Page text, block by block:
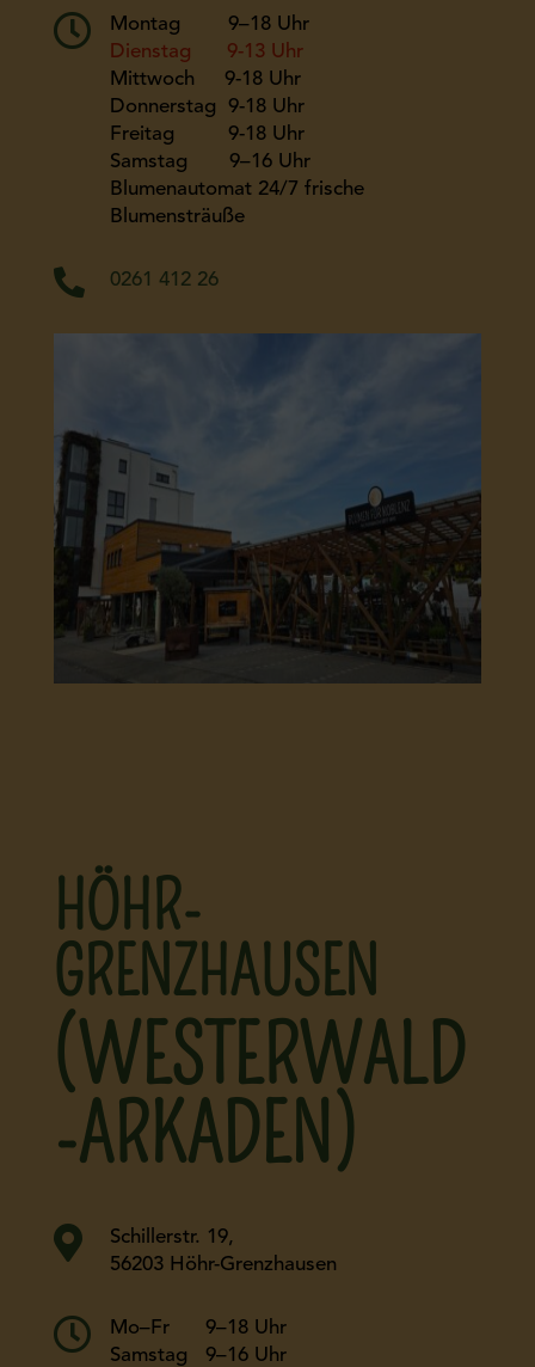

Montag 9–18 Uhr
Dienstag 9-13 Uhr
Mittwoch 9-18 Uhr
Donnerstag 9-18 Uhr
Freitag 9-18 Uhr
Samstag 9–16 Uhr
Blumenautomat 24/7 frische
Blumensträuße
 0261 412 26
HÖHR-
GRENZHAUSEN
(WESTERWALD
-ARKADEN)

Schillerstr. 19,
56203 Höhr-Grenzhausen

Mo–Fr 9–18 Uhr
Samstag 9–16 Uhr